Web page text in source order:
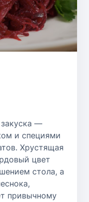
—
и специями
Хрустящая
цвет
стола, а
привычному